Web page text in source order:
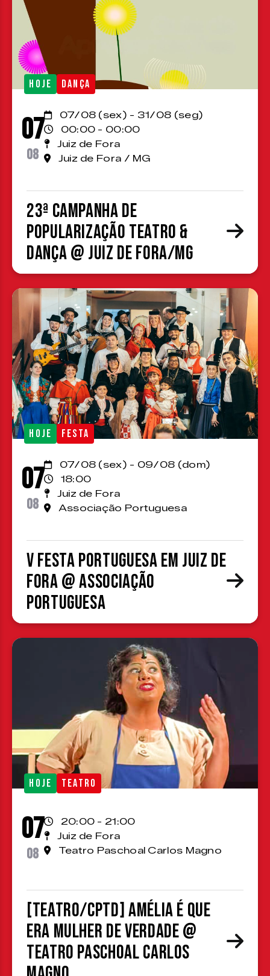
HOJE DANÇA
07
08
07/08 (sex) - 31/08 (seg)
00:00 - 00:00
Juiz de Fora
Juiz de Fora / MG
23ª Campanha de
Popularização Teatro &
Dança @ Juiz de Fora/MG
HOJE FESTA
07
08
07/08 (sex) - 09/08 (dom)
18:00
Juiz de Fora
Associação Portuguesa
V Festa Portuguesa em Juiz de
Fora @ Associação
Portuguesa
HOJE TEATRO
07
08
20:00 - 21:00
Juiz de Fora
Teatro Paschoal Carlos Magno
[TEATRO/CPTD] Amélia é que
era mulher de verdade @
Teatro Paschoal Carlos